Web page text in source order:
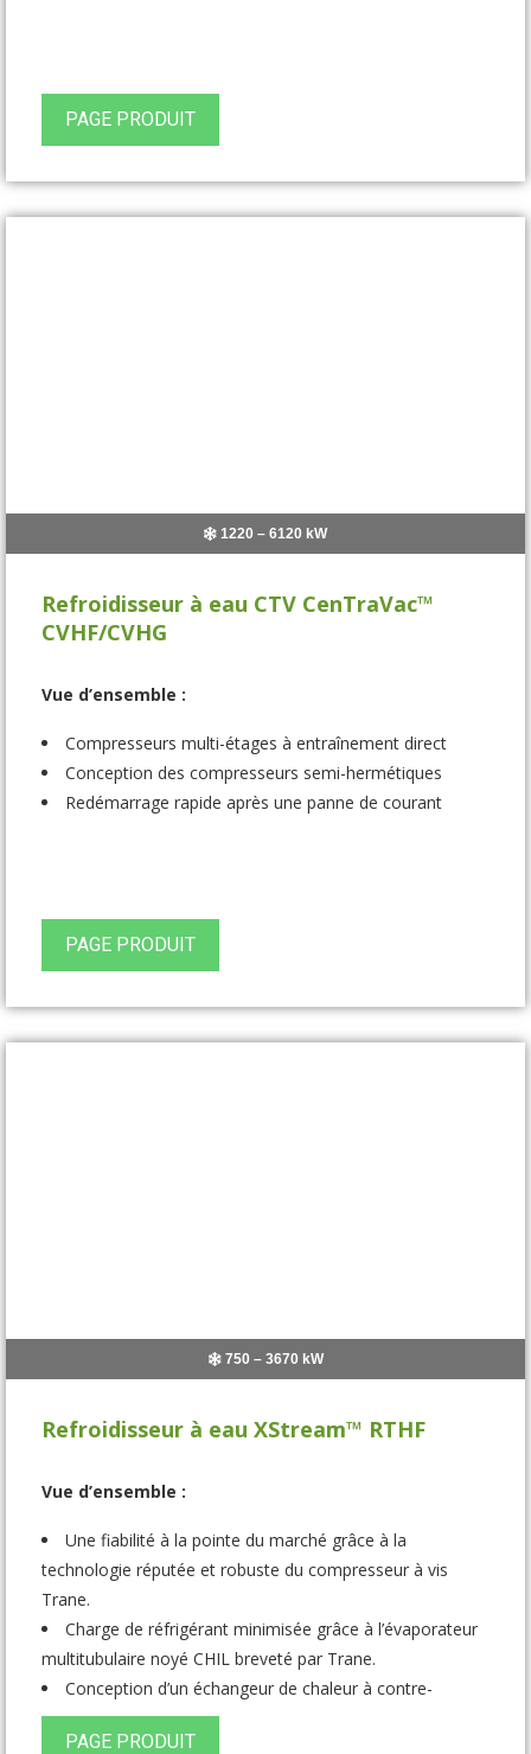
PAGE PRODUIT
1220 – 6120 kW
Refroidisseur à eau CTV CenTraVac™
CVHF/CVHG
Vue d’ensemble :
Compresseurs multi-étages à entraînement direct
Conception des compresseurs semi-hermétiques
Redémarrage rapide après une panne de courant
PAGE PRODUIT
750 – 3670 kW
Refroidisseur à eau XStream™ RTHF
Vue d’ensemble :
Une fiabilité à la pointe du marché grâce à la
technologie réputée et robuste du compresseur à vis
Trane.
Charge de réfrigérant minimisée grâce à l’évaporateur
multitubulaire noyé CHIL breveté par Trane.
Conception d’un échangeur de chaleur à contre-
courant de série
PAGE PRODUIT